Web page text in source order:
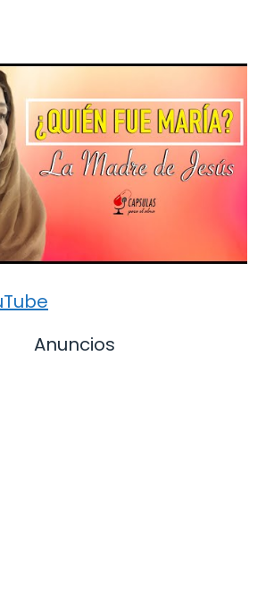
Anuncios